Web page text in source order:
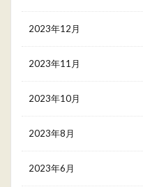
2023年12月
2023年11月
2023年10月
2023年8月
2023年6月